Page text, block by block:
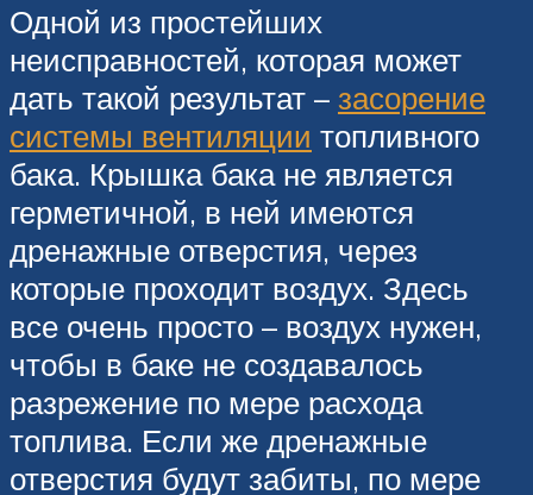
Одной из простейших
неисправностей, которая может
дать такой результат – засорение
системы вентиляции топливного
бака. Крышка бака не является
герметичной, в ней имеются
дренажные отверстия, через
которые проходит воздух. Здесь
все очень просто – воздух нужен,
чтобы в баке не создавалось
разрежение по мере расхода
топлива. Если же дренажные
отверстия будут забиты, по мере